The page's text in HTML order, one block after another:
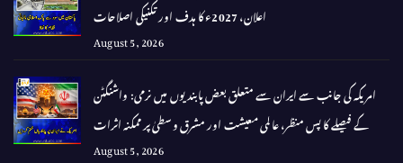
اعلان، 2027ء کا ہدف اور تکنیکی اصلاحات
August 5, 2026
امریکہ کی جانب سے ایران سے متعلق بعض پابندیوں میں نرمی: واشنگٹن
کے فیصلے کا پس منظر، عالمی معیشت اور مشرق وسطیٰ پر ممکنہ اثرات
August 5, 2026